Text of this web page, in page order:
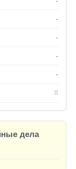
-
-
-
-
8
дела